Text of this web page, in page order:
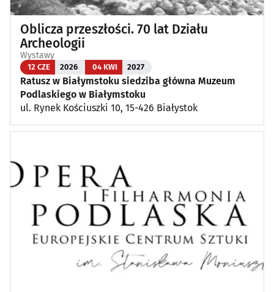
Oblicza przeszłości. 70 lat Działu
Archeologii
Wystawy
12 CZE 2026 04 KWI 2027
Ratusz w Białymstoku siedziba główna Muzeum
Podlaskiego w Białymstoku
ul. Rynek Kościuszki 10, 15-426 Białystok